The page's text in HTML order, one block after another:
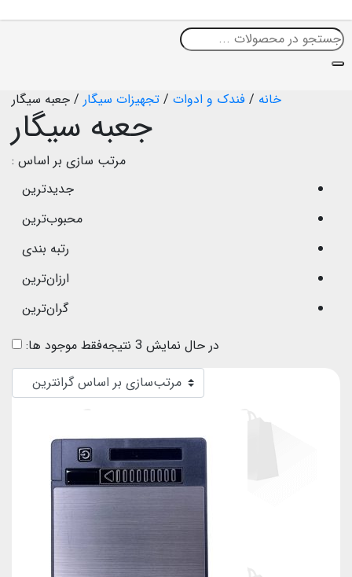
خانه / فندک و ادوات / تجهیزات سیگار / جعبه سیگار
جعبه سیگار
مرتب سازی بر اساس :
جدیدترین
محبوب‌ترین
رتبه بندی
ارزان‌ترین
گران‌ترین
فقط موجود ها:
در حال نمایش 3 نتیجه